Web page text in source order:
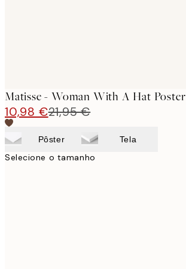
Matisse - Woman With A Hat Poster
10,98 €21,95 €
Pôster Tela
Selecione o tamanho